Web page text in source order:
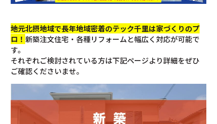
地元北摂地域で長年地域密着のテック千里は家づくりのプ
ロ！新築注文住宅・各種リフォームと幅広く対応が可能で
す。
それぞれご検討されている方は下記ページより詳細をぜひ
ご確認くださいませ。